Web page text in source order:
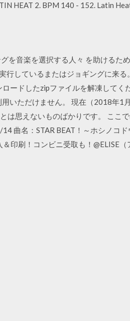
HEAT 2. BPM 140 - 152. Latin
を音楽を選択する人々 を助けるた
しているまたはジョギングに来る
ードしたzipファイルを解凍してく
いただけません。 現在（2018年1
は思えないものばかりです。 ここ
曲名：STAR BEAT！～ホシノコ
印刷！コンビニ受取も！@ELISE